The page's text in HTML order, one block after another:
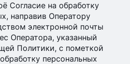
Согласие на обработку
направив Оператору
электронной почты
Оператора, указанный
Политики, с пометкой
персональных